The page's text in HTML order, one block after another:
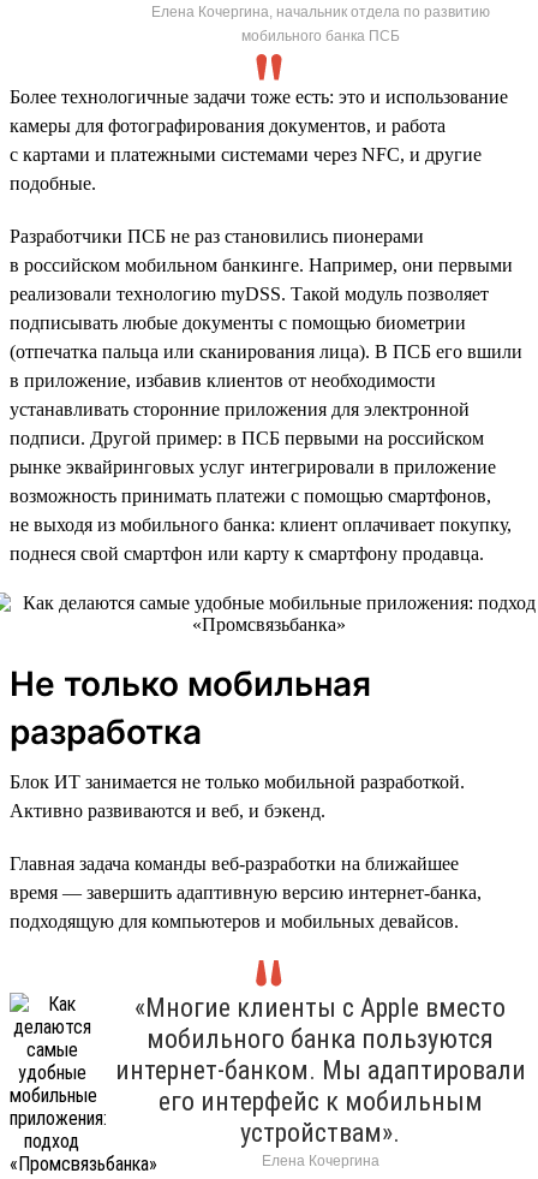
Елена Кочергина, начальник отдела по развитию
мобильного банка ПСБ
Более технологичные задачи тоже есть: это и использование
камеры для фотографирования документов, и работа
с картами и платежными системами через NFC, и другие
подобные.
Разработчики ПСБ не раз становились пионерами
в российском мобильном банкинге. Например, они первыми
реализовали технологию myDSS. Такой модуль позволяет
подписывать любые документы с помощью биометрии
(отпечатка пальца или сканирования лица). В ПСБ его вшили
в приложение, избавив клиентов от необходимости
устанавливать сторонние приложения для электронной
подписи. Другой пример: в ПСБ первыми на российском
рынке эквайринговых услуг интегрировали в приложение
возможность принимать платежи с помощью смартфонов,
не выходя из мобильного банка: клиент оплачивает покупку,
поднеся свой смартфон или карту к смартфону продавца.
Не только мобильная
разработка
Блок ИТ занимается не только мобильной разработкой.
Активно развиваются и веб, и бэкенд.
Главная задача команды веб-разработки на ближайшее
время — завершить адаптивную версию интернет-банка,
подходящую для компьютеров и мобильных девайсов.
«Многие клиенты с Apple вместо
мобильного банка пользуются
интернет-банком. Мы адаптировали
его интерфейс к мобильным
устройствам».
Елена Кочергина